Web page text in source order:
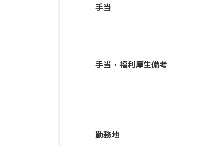
手当
手当・福利厚生備考
勤務地